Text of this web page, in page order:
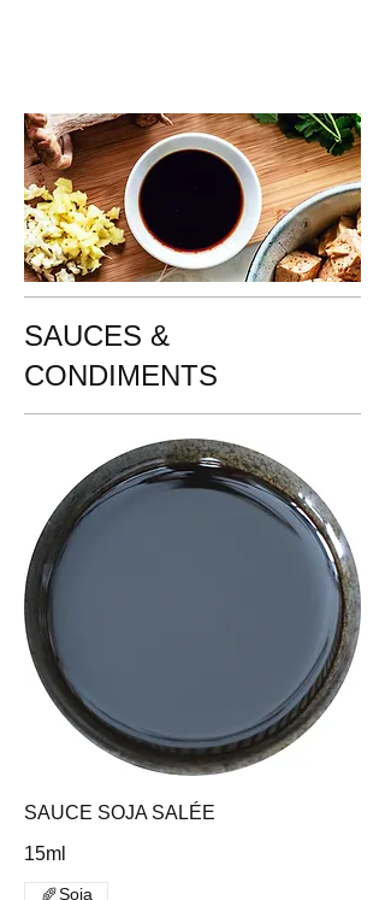
SAUCES &
CONDIMENTS
SAUCE SOJA SALÉE
15ml
Soja